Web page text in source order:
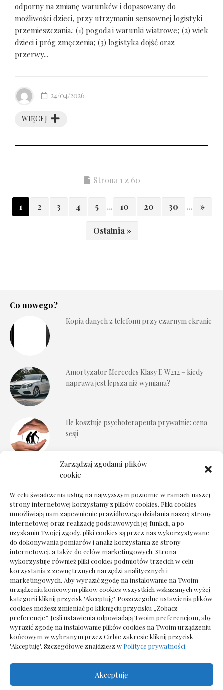
Zarządzaj zgodami plików
cookie
W celu świadczenia usług na najwyższym poziomie w ramach naszej
strony internetowej korzystamy z plików cookies. Pliki cookies
umożliwiają nam zapewnienie prawidłowego działania naszej strony
internetowej oraz realizację podstawowych jej funkcji, a po
uzyskaniu Twojej zgody, pliki cookies są przez nas wykorzystywane
do dokonywania pomiarów i analiz korzystania ze strony
internetowej, a także do celów marketingowych. Strona
wykorzystuje również pliki cookies podmiotów trzecich w celu
korzystania z zewnętrznych narzędzi analitycznych i
marketingowych. Aby wyrazić zgodę na instalowanie na Twoim
urządzeniu końcowym plików cookies wszystkich wskazanych wyżej
kategorii kliknij przycisk "Akceptuję". Poszczególne ustawienia plików
cookies możesz zmieniać po kliknięciu przycisku „Zobacz
preferencje”. Jeśli ustawienia odpowiadają Twoim preferencjom, aby
wyrazić zgodę na instalowanie plików cookies na Twoim urządzeniu
końcowym w wybranym przez Ciebie zakresie kliknij przycisk
"Akceptuję". Szczegółowe znajdziesz w Polityce prywatności.
Akceptuję
odporny na zmianę warunków i dopasowany do
możliwości dzieci, przy utrzymaniu sensownej logistyki
przemieszczania.: (1) pogoda i warunki wiatrowe; (2) wiek
dzieci i próg zmęczenia; (3) logistyka dojść oraz
przerwy...
WIĘCEJ
24/04/2026
Strona 1 z 60
1 2 3 4 5 ... 10 20 30 ... »
Ostatnia »
Co nowego?
Kopia danych z telefonu przy czarnym ekranie
Amortyzator Mercedes Klasy E W212 – kiedy
naprawa jest lepsza niż wymiana?
Ile kosztuje psychoterapeuta prywatnie: cena
sesji
Dokumenty do odbioru przy zmianie biura
Deska podłogowa do salonu: jak wybrać bez
pośpiechu